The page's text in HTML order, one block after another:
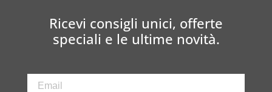
Ricevi consigli unici, offerte
speciali e le ultime novità.